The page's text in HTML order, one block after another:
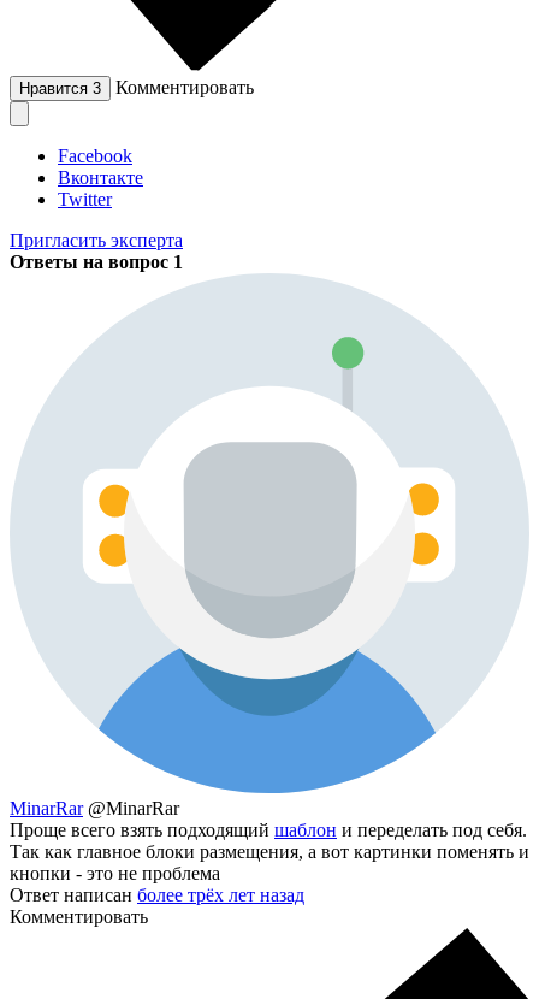
Нравится 3 Комментировать
Facebook
Вконтакте
Twitter
Пригласить эксперта
Ответы на вопрос 1
MinarRar @MinarRar
Проще всего взять подходящий шаблон и переделать под себя.
Так как главное блоки размещения, а вот картинки поменять и
кнопки - это не проблема
Ответ написан более трёх лет назад
Комментировать